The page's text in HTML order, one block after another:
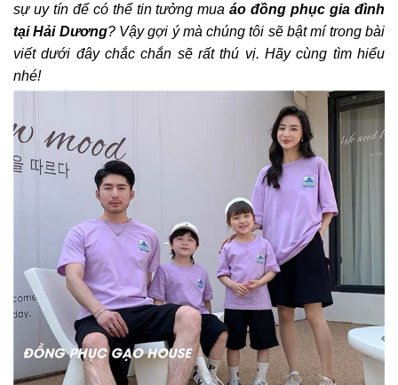
sự uy tín để có thể tin tưởng muaáo đồng phục gia đình
tại Hải Dương? Vậy gợi ý mà chúng tôi sẽ bật mí trong bài
viết dưới đây chắc chắn sẽ rất thú vị. Hãy cùng tìm hiểu
nhé!